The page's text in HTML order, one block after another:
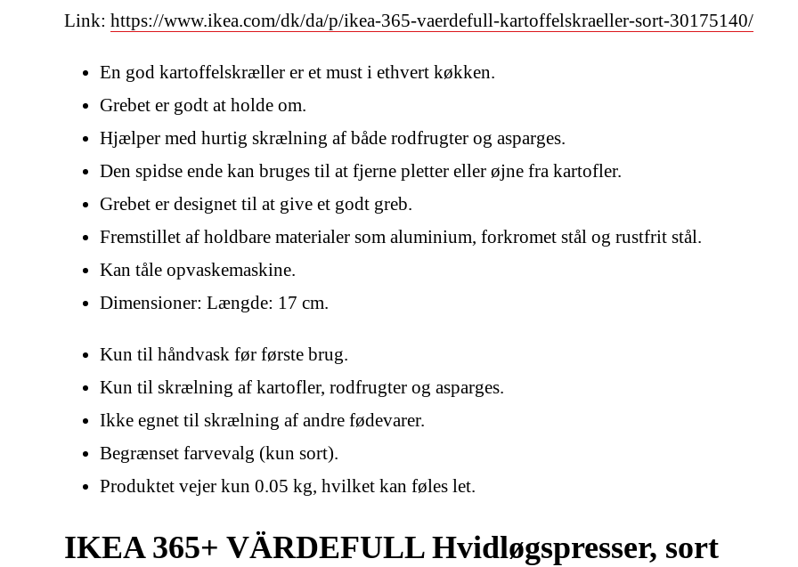
Link: https://www.ikea.com/dk/da/p/ikea-365-vaerdefull-kartoffelskraeller-sort-30175140/
En god kartoffelskræller er et must i ethvert køkken.
Grebet er godt at holde om.
Hjælper med hurtig skrælning af både rodfrugter og asparges.
Den spidse ende kan bruges til at fjerne pletter eller øjne fra kartofler.
Grebet er designet til at give et godt greb.
Fremstillet af holdbare materialer som aluminium, forkromet stål og rustfrit stål.
Kan tåle opvaskemaskine.
Dimensioner: Længde: 17 cm.
Kun til håndvask før første brug.
Kun til skrælning af kartofler, rodfrugter og asparges.
Ikke egnet til skrælning af andre fødevarer.
Begrænset farvevalg (kun sort).
Produktet vejer kun 0.05 kg, hvilket kan føles let.
IKEA 365+ VÄRDEFULL Hvidløgspresser, sort